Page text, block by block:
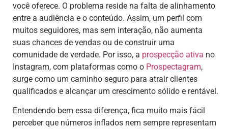
você oferece. O problema reside na falta de alinhamento
entre a audiência e o conteúdo. Assim, um perfil com
muitos seguidores, mas sem interação, não aumenta
suas chances de vendas ou de construir uma
comunidade de verdade. Por isso, a prospecção ativa no
Instagram, com plataformas como o Prospectagram,
surge como um caminho seguro para atrair clientes
qualificados e alcançar um crescimento sólido e rentável.
Entendendo bem essa diferença, fica muito mais fácil
perceber que números inflados nem sempre representam